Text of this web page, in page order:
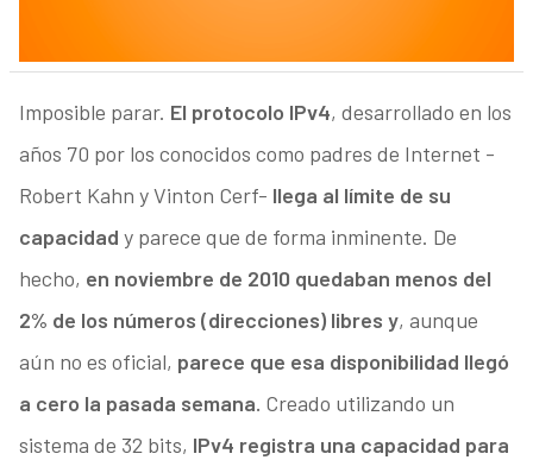
Imposible parar. El protocolo IPv4, desarrollado en los
años 70 por los conocidos como padres de Internet -
Robert Kahn y Vinton Cerf- llega al límite de su
capacidad y parece que de forma inminente. De
hecho, en noviembre de 2010 quedaban menos del
2% de los números (direcciones) libres y, aunque
aún no es oficial, parece que esa disponibilidad llegó
a cero la pasada semana. Creado utilizando un
sistema de 32 bits, IPv4 registra una capacidad para